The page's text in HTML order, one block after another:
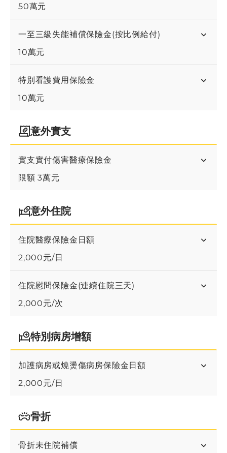
50萬元
一至三級失能補償保險金(按比例給付)
10萬元
特別看護費用保險金
10萬元
意外實支
實支實付傷害醫療保險金
限額3萬元
意外住院
住院醫療保險金日額
2,000元/日
住院慰問保險金(連續住院三天)
2,000元/次
特別病房增額
加護病房或燒燙傷病房保險金日額
2,000元/日
骨折
骨折未住院補償